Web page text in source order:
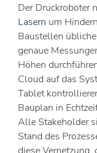
Der Druckroboter
Lasern um
Baustellen
genaue
Höhen
Cloud auf das
Tablet
Bauplan in
Alle Stakeholder
Stand des